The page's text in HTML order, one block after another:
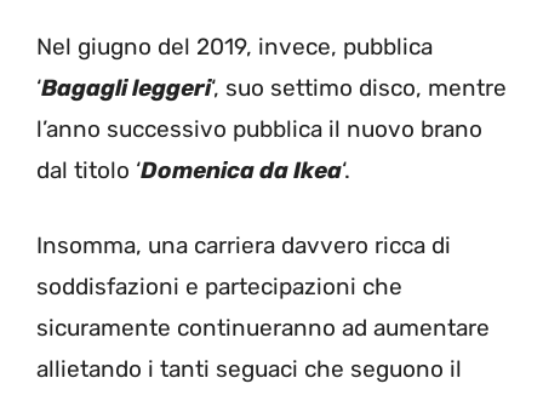
Nel giugno del 2019, invece, pubblica
‘Bagagli leggeri‘, suo settimo disco, mentre
l’anno successivo pubblica il nuovo brano
dal titolo ‘Domenica da Ikea‘.
Insomma, una carriera davvero ricca di
soddisfazioni e partecipazioni che
sicuramente continueranno ad aumentare
allietando i tanti seguaci che seguono il